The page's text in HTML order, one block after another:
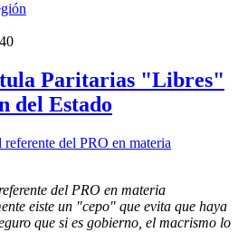
Paritarias "Libres"
del Estado
del PRO en materia
eiste un "cepo" que evita que haya
que si es gobierno, el macrismo lo